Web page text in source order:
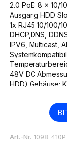
2.0 PoE: 8 x 10/
Ausgang HDD
1x RJ45 10/100/
DHCP,DNS,
IPV6, Multicast,
48V DC
HDD) Gehäuse:
Art.-Nr. 1098-410P